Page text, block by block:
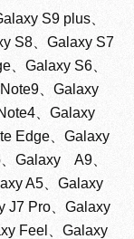
S9 plus、
S8、Galaxy S7
、Galaxy S6、
、Galaxy
、Galaxy
Edge、Galaxy
Galaxy A9、
A5、Galaxy
J7 Pro、Galaxy
Feel、Galaxy